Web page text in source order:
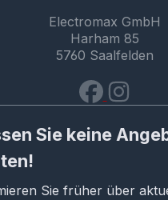
Electromax GmbH
Harham 85
5760 Saalfelden
Sie keine
Sie früher über